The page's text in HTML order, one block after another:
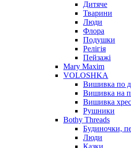
Дитяче
Тварини
Люди
Флора
Подушки
Релігія
Пейзажі
Mary Maxim
VOLOSHKA
Вишивка по
Вишивка на
Вишивка
Рушники
Bothy Threads
Будиночки,
Люди
Казки